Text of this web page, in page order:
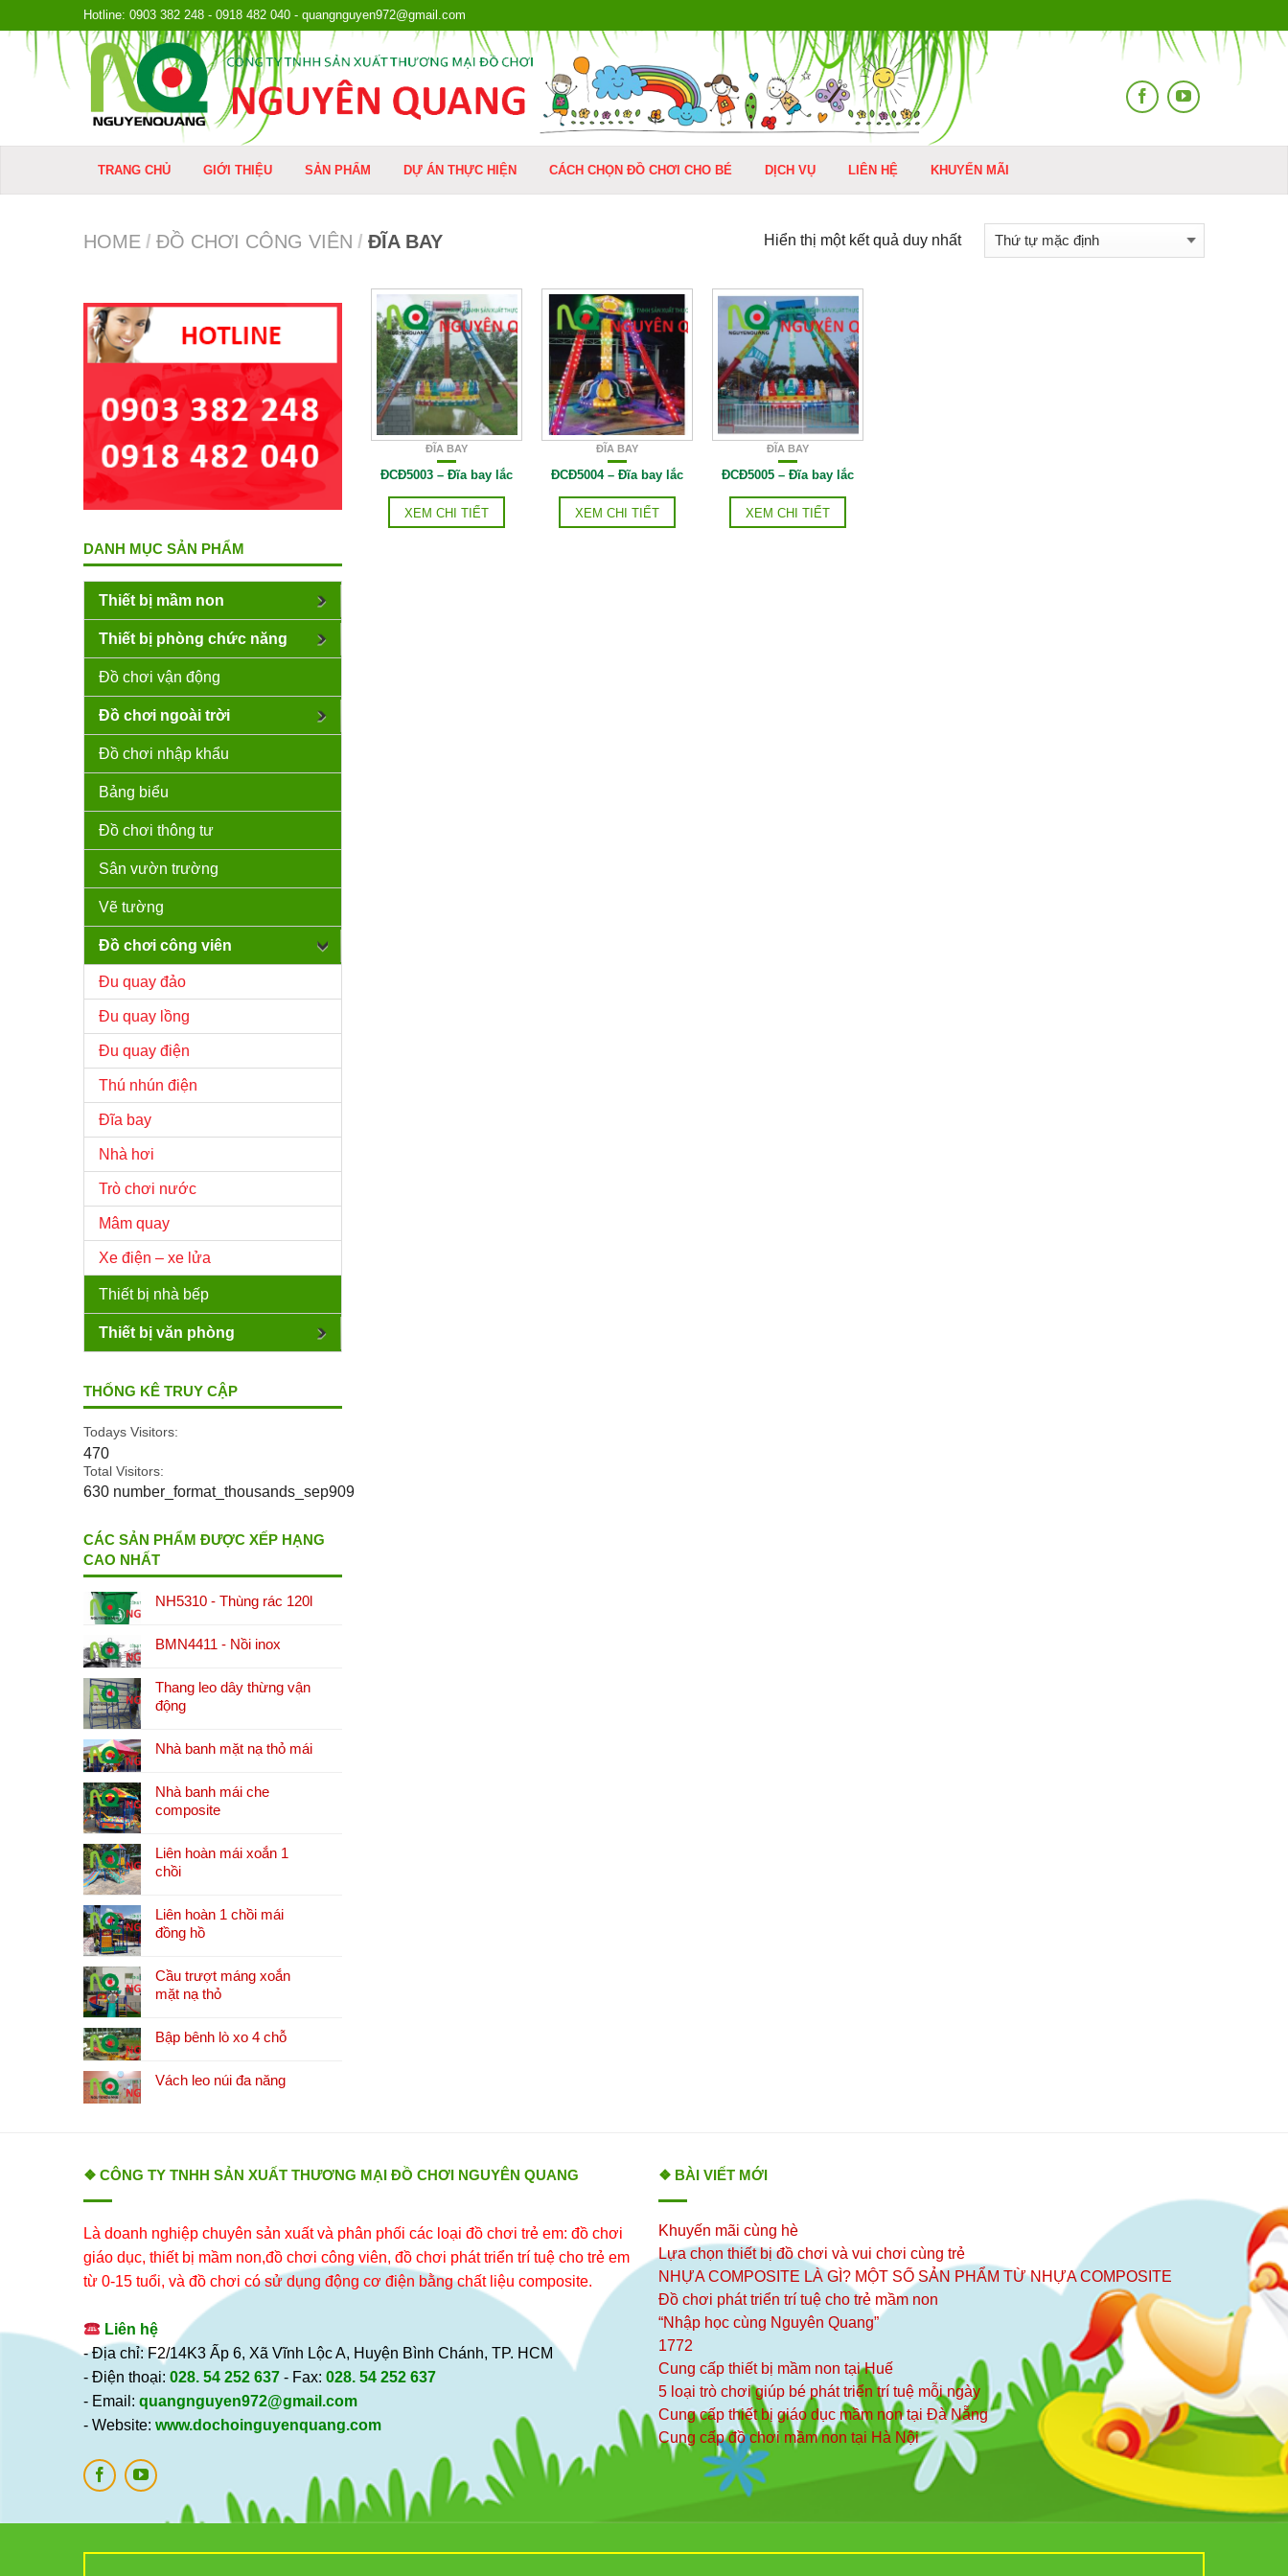
Hotline: 0903 382 248 - 0918 482 040 - quangnguyen972@gmail.com
TRANG CHỦ GIỚI THIỆU SẢN PHẨM DỰ ÁN THỰC HIỆN CÁCH CHỌN ĐỒ CHƠI CHO BÉ DỊCH VỤ LIÊN HỆ KHUYẾN MÃI
HOME / ĐỒ CHƠI CÔNG VIÊN / ĐĨA BAY Hiển thị một kết quả duy nhất
ĐĨA BAY
ĐCĐ5003 – Đĩa bay lắc
XEM CHI TIẾT
ĐĨA BAY
ĐCĐ5004 – Đĩa bay lắc
XEM CHI TIẾT
ĐĨA BAY
ĐCĐ5005 – Đĩa bay lắc
XEM CHI TIẾT
DANH MỤC SẢN PHẨM
Thiết bị mầm non
Thiết bị phòng chức năng
Đồ chơi vận động
Đồ chơi ngoài trời
Đồ chơi nhập khẩu
Bảng biểu
Đồ chơi thông tư
Sân vườn trường
Vẽ tường
Đồ chơi công viên
Đu quay đảo
Đu quay lồng
Đu quay điện
Thú nhún điện
Đĩa bay
Nhà hơi
Trò chơi nước
Mâm quay
Xe điện – xe lửa
Thiết bị nhà bếp
Thiết bị văn phòng
THỐNG KÊ TRUY CẬP
Todays Visitors:
470
Total Visitors:
630 number_format_thousands_sep909
CÁC SẢN PHẨM ĐƯỢC XẾP HẠNG
CAO NHẤT
NH5310 - Thùng rác 120l
BMN4411 - Nồi inox
Thang leo dây thừng vận
động
Nhà banh mặt nạ thỏ mái
Nhà banh mái che
composite
Liên hoàn mái xoắn 1
chồi
Liên hoàn 1 chồi mái
đồng hồ
Cầu trượt máng xoắn
mặt nạ thỏ
Bập bênh lò xo 4 chỗ
Vách leo núi đa năng
❖ CÔNG TY TNHH SẢN XUẤT THƯƠNG MẠI ĐỒ CHƠI NGUYÊN QUANG
Là doanh nghiệp chuyên sản xuất và phân phối các loại đồ chơi trẻ em: đồ chơi
giáo dục, thiết bị mầm non,đồ chơi công viên, đồ chơi phát triển trí tuệ cho trẻ em
từ 0-15 tuổi, và đồ chơi có sử dụng động cơ điện bằng chất liệu composite.
Liên hệ
- Địa chỉ: F2/14K3 Ấp 6, Xã Vĩnh Lộc A, Huyện Bình Chánh, TP. HCM
- Điện thoại: 028. 54 252 637 - Fax: 028. 54 252 637
- Email: quangnguyen972@gmail.com
- Website: www.dochoinguyenquang.com
❖ BÀI VIẾT MỚI
Khuyến mãi cùng hè
Lựa chọn thiết bị đồ chơi và vui chơi cùng trẻ
NHỰA COMPOSITE LÀ GÌ? MỘT SỐ SẢN PHẨM TỪ NHỰA COMPOSITE
Đồ chơi phát triển trí tuệ cho trẻ mầm non
“Nhập học cùng Nguyên Quang”
1772
Cung cấp thiết bị mầm non tại Huế
5 loại trò chơi giúp bé phát triển trí tuệ mỗi ngày
Cung cấp thiết bị giáo dục mầm non tại Đà Nẵng
Cung cấp đồ chơi mầm non tại Hà Nội